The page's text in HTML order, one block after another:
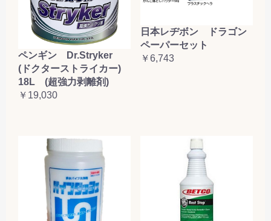
ペンギン Dr.Stryker
(ドクターストライカー)
18L (超強力剥離剤)
￥19,030
日本レヂボン ドラゴン
ペーパーセット
￥6,743